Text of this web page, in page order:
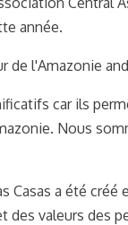
année.
de l'Amazonie
car ils
Nous
Casas a été
des valeurs des